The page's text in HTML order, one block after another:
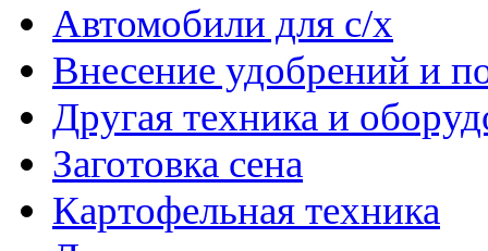
Автомобили для с/х
Внесение удобрений и
Другая техника и
Заготовка сена
Картофельная техника